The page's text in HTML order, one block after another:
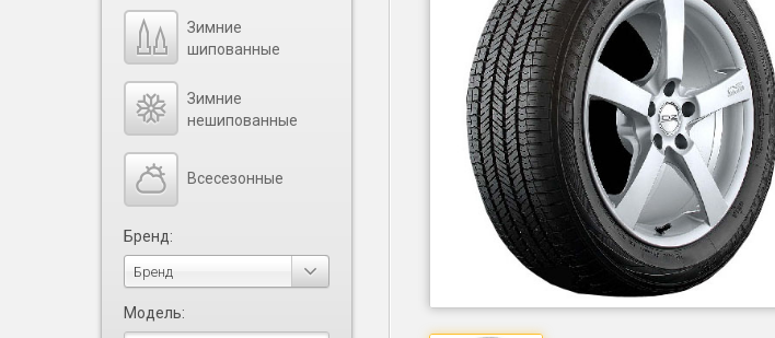
Зимние
шипованные
Зимние
нешипованные
Всесезонные
Бренд:
Бренд
Модель: